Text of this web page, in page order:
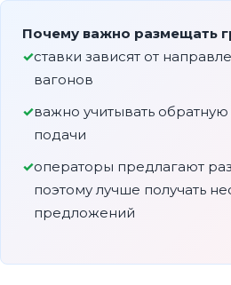
Почему важно размещать
ставки зависят от
вагонов
важно учитывать обратную
подачи
операторы предлагают
поэтому лучше получать
предложений